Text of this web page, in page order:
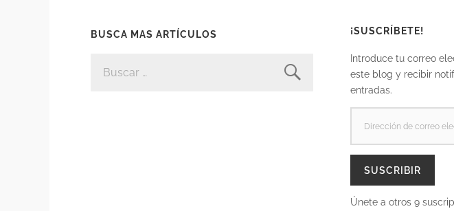
BUSCA MAS ARTÍCULOS ¡SUSCRÍBETE!
Introduce tu correo
este blog y recibir
entradas.
CORREO
SUSCRIBIR
Únete a otros 9